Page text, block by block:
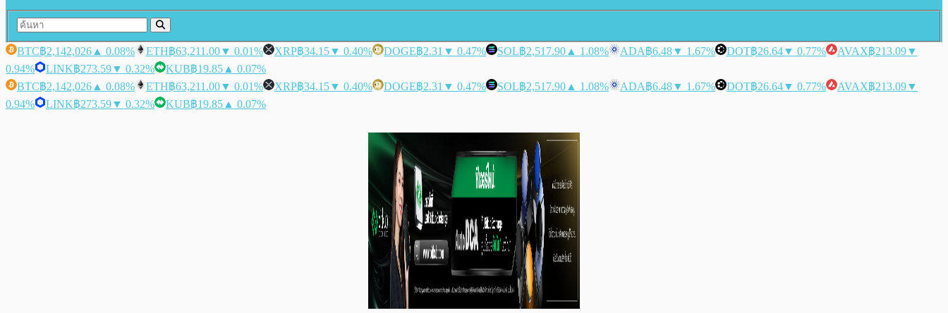
BTC฿2,142,026 ▲ 0.08% ETH฿63,211.00▼ 0.01% XRP฿34.15▼ 0.40% DOGE฿2.31 ▼ 0.47% SOL฿2,517.90 ▲ 1.08% ADA฿6.48▼ 1.67% DOT฿26.64▼ 0.77% AVAX฿213.09▼
0.94%
LINK฿273.59▼ 0.32% KUB฿19.85 ▲ 0.07%
BTC฿2,142,026 ▲ 0.08% ETH฿63,211.00▼ 0.01% XRP฿34.15▼ 0.40% DOGE฿2.31 ▼ 0.47% SOL฿2,517.90 ▲ 1.08% ADA฿6.48▼ 1.67% DOT฿26.64▼ 0.77% AVAX฿213.09▼
0.94%
LINK฿273.59▼ 0.32% KUB฿19.85 ▲ 0.07%